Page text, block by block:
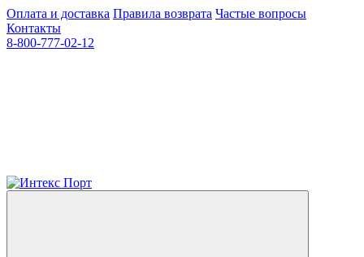
Оплата и доставка Правила возврата Частые вопросы
Контакты
8-800-777-02-12